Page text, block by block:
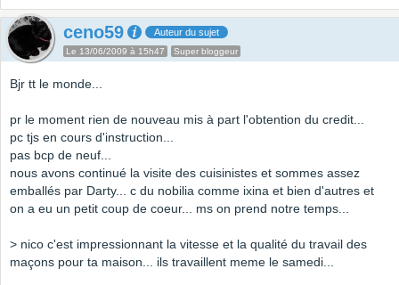
ceno59 Auteur du sujet
Le 13/06/2009 à 15h47 Super bloggeur
Bjr tt le monde...
pr le moment rien de nouveau mis à part l'obtention du credit...
pc tjs en cours d'instruction...
pas bcp de neuf...
nous avons continué la visite des cuisinistes et sommes assez
emballés par Darty... c du nobilia comme ixina et bien d'autres et
on a eu un petit coup de coeur... ms on prend notre temps...
> nico c'est impressionnant la vitesse et la qualité du travail des
maçons pour ta maison... ils travaillent meme le samedi...